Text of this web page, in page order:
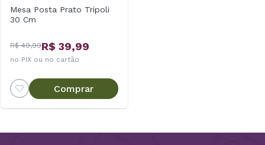
Mesa Posta Prato Tripoli
30 Cm
R$ 49,99R$ 39,99
no PIX ou no cartão
Comprar